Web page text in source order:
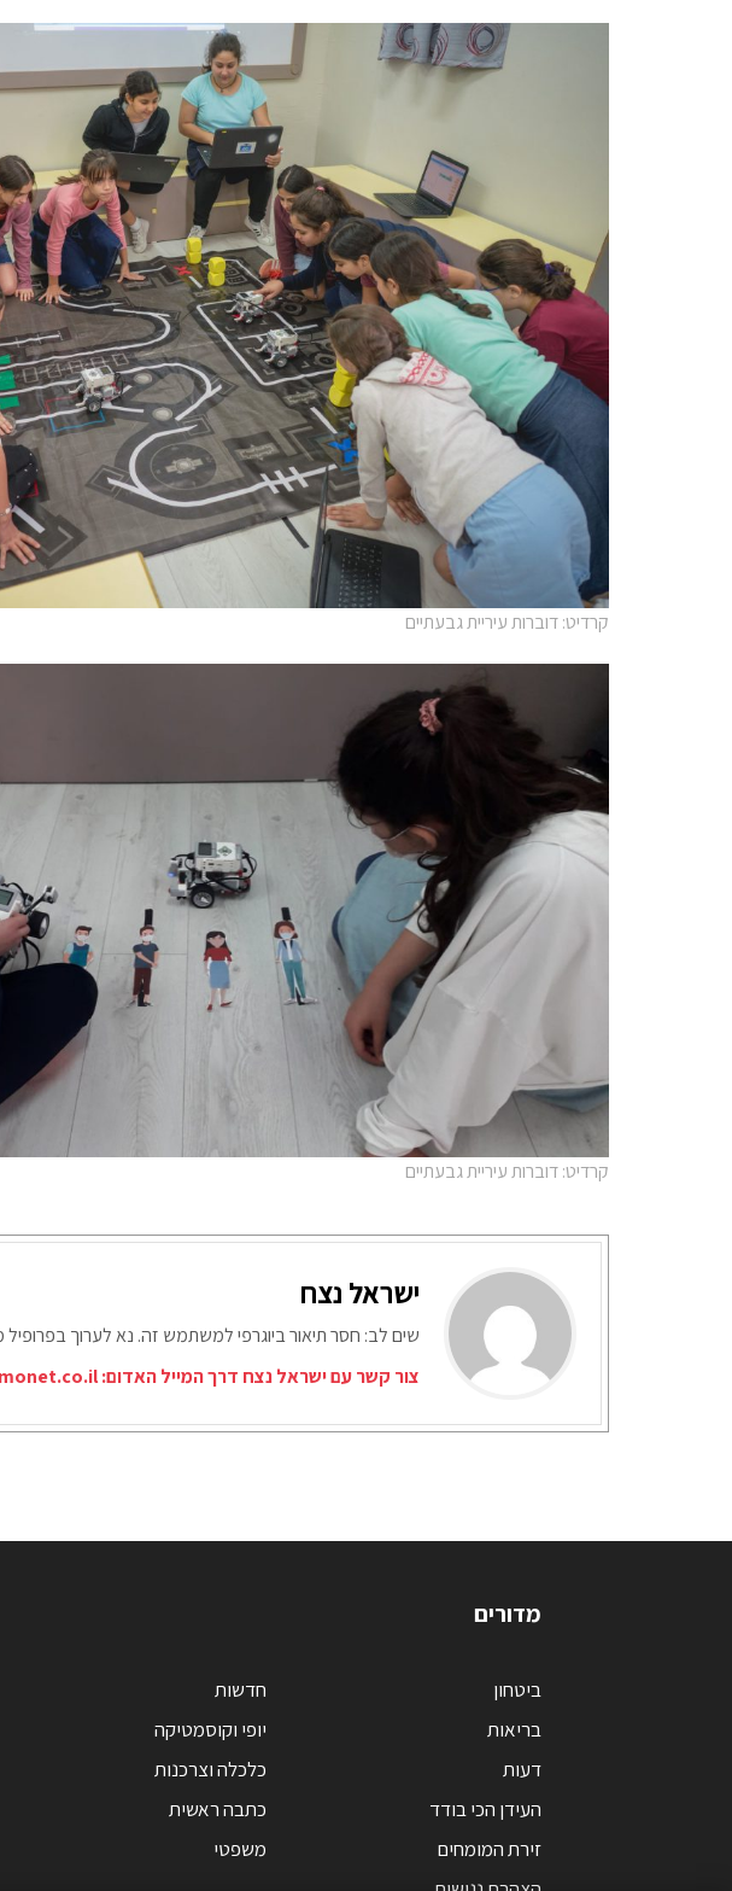
קרדיט: דוברות עיריית גבעתיים
קרדיט: דוברות עיריית גבעתיים
ישראל נצח
שים לב: חסר תיאור ביוגרפי למשתמש זה. נא לערוך
צור קשר עם ישראל נצח דרך המייל האדום:
מדורים
ביטחון
בריאות
דעות
העידן הכי בודד
זירת המומחים
חדשות
יופי וקוסמטיקה
כלכלה וצרכנות
כתבה ראשית
משפטי